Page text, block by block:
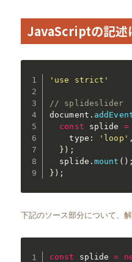
JavaScriptの記述
'use strict'
// splideslider
document .
const splide =
    type
: 'loop' ,
} ) ;
  splide
.mount ( ) ;
} ) ;
下記のソース部分について、解
const splide =